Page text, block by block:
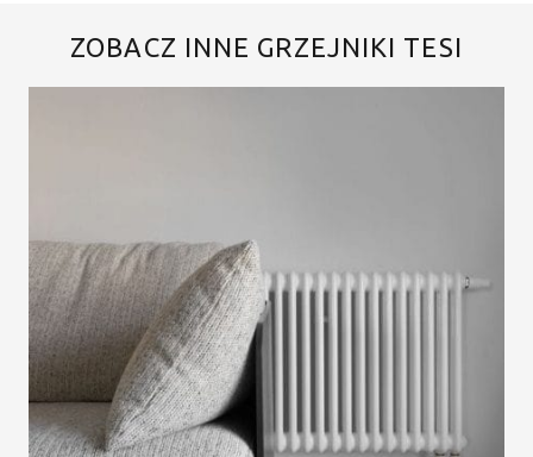
ZOBACZ INNE GRZEJNIKI TESI